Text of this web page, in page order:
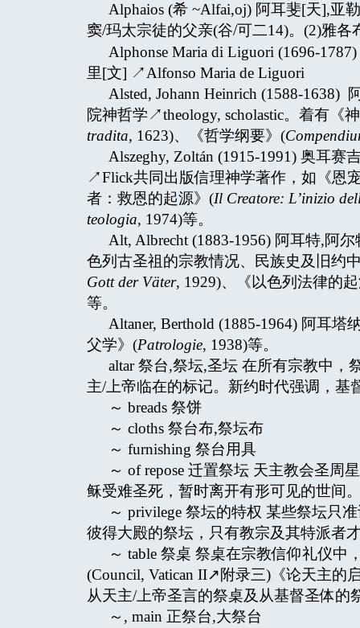
Alphaios (希 ~Alfai,oj) 阿耳斐[天],亚
窦/玛太宗徒的父亲(谷/可二14)。(2)雅
Alphonse Maria di Liguori (1696-
里[文] ↗Alfonso Maria de Liguori
Alsted, Johann Heinrich (1588-
院神哲学↗theology, scholastic。着有《
tradita, 1623)、《哲学纲要》(
Alszeghy, Zoltán (1915-1991) 奥耳
↗Flick共同出版信理神学著作，如《恩
者：救恩的起源》(Il Creatore: L’inizio
teologia, 1974)等。
Alt, Albrecht (1883-1956) 阿耳特,阿
色列古圣祖的宗教情况、民族史及旧约
Gott der Väter, 1929)、《以色列法律的
等。
Altaner, Berthold (1885-1964) 阿耳
父学》(Patrologie, 1938)等。
altar 祭台,祭坛,圣坛 在所有宗教中
主/上帝临在的标记。新约时代强调，基
～ breads 祭饼
～ cloths 祭台布,祭坛布
～ furnishing 祭台用具
～ of repose 迁置祭坛 天主教会圣周
稣受难圣死，暂时离开有形可见的世间
～ privilege 祭坛的特权 某些祭坛只
彼得大殿的祭坛，只有教宗及其特派者
～ table 祭桌 祭桌在宗教信仰礼仪
(Council, Vatican II↗附录三)《论天主的
从天主/上帝圣言的祭桌及从基督圣体的
～, main 正祭台,大祭台